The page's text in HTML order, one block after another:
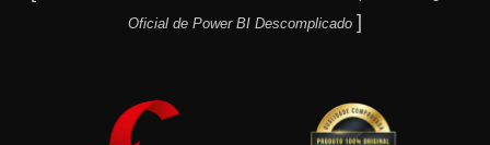
Oficial de Power BI Descomplicado ]